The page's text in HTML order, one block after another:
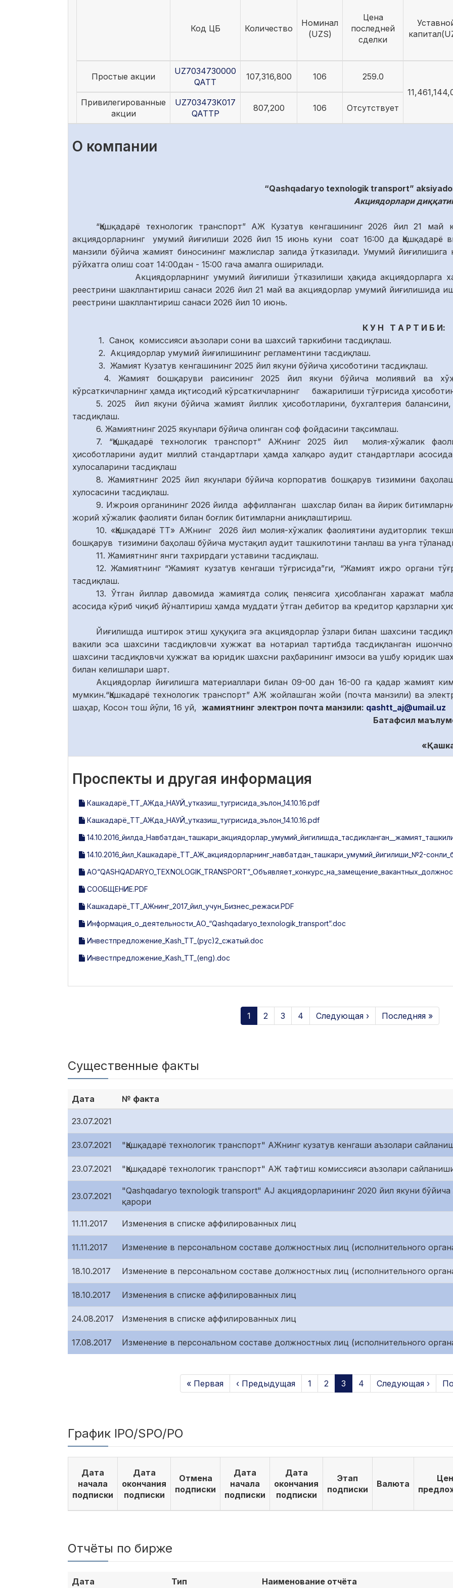
Код ЦБ Количество
Номинал
(UZS)
Цена
последней
сделки
Простые акции
UZ7034730000
QATT
107,316,800 106
259.0
Привилегированные
акции
UZ703473K017
QATTP
807,200 106 Отсутствует
О компании
“Qashqadaryo texnologik transport”
Акциядорлари
“Қашқадарё технологик транспорт” АЖ Кузатув кенгашининг 2026 йил 21 май
акциядорларнинг умумий йиғилиши 2026 йил 15 июнь куни соат 16:00 да Қашқадарё
манзили бўйича жамият биносининг мажлислар залида ўтказилади. Умумий йиғилишига
рўйхатга олиш соат 14:00дан - 15:00 гача амалга оширилади.
Акциядорларнинг умумий йиғилиши ўтказилиши ҳақида акциядорларга
реестрини шакллантириш санаси 2026 йил 21 май ва акциядорлар умумий йиғилишида
реестрини шакллантириш санаси 2026 йил 10 июнь.
К У Н Т А Р Т И Б И:
1. Саноқ комиссияси аъзолари сони ва шахсий таркибини тасдиқлаш.
2. Акциядорлар умумий йиғилишининг регламентини тасдиқлаш.
3. Жамият Кузатув кенгашининг 2025 йил якуни бўйича ҳисоботини тасдиқлаш.
4. Жамият бошқаруви раисининг 2025 йил якуни бўйича молиявий ва
кўрсаткичларнинг ҳамда иқтисодий кўрсаткичларнинг бажарилиши тўғрисида
5. 2025 йил якуни бўйича жамият йиллик ҳисоботларини, бухгалтерия
тасдиқлаш.
6. Жамиятнинг 2025 якунлари бўйича олинган соф фойдасини тақсимлаш.
7. “Қашқадарё технологик транспорт” АЖнинг 2025 йил молия-хўжалик
ҳисоботларини аудит миллий стандартлари ҳамда халқаро аудит стандартлари
хулосаларини тасдиқлаш
8. Жамиятнинг 2025 йил якунлари бўйича корпоратив бошқарув тизимини
хулосасини тасдиқлаш.
9. Ижроия органининг 2026 йилда аффилланган шахслар билан ва йирик
жорий хўжалик фаолияти билан боғлик битимларни аниқлаштириш.
10. «Қашқадарё ТТ» АЖнинг 2026 йил молия-хўжалик фаолиятини аудиторлик
бошқарув тизимини баҳолаш бўйича мустақил аудит ташкилотини танлаш ва унга
11. Жамиятнинг янги тахрирдаги уставини тасдиқлаш.
12. Жамиятнинг “Жамият кузатув кенгаши тўғрисида”ги, “Жамият ижро органи
тасдиқлаш.
13. Ўтган йиллар давомида жамиятда солиқ пенясига ҳисобланган харажат
асосида кўриб чиқиб йўналтириш ҳамда муддати ўтган дебитор ва кредитор қарзларни
Йиғилишда иштирок этиш ҳуқуқига эга акциядорлар ўзлари билан шахсини
вакили эса шахсини тасдиқловчи хужжат ва нотариал тартибда тасдиқланган
шахсини тасдиқловчи ҳужжат ва юридик шахсни раҳбарининг имзоси ва ушбу юридик
билан келишлари шарт.
Акциядорлар йиғилишга материаллари билан 09-00 дан 16-00 га қадар жамият
мумкин.“Қашкадарё технологик транспорт” АЖ жойлашган жойи (почта манзили) ва
шаҳар, Косон тош йўли, 16 уй, жамиятнинг электрон почта манзили: qashtt_aj@umail.uz
Батафсил
«Қ
Проспекты и другая информация
Кашкадарё_ТТ_АЖда_НАУЙ_утказиш_тугрисида_эълон_14.10.16.pdf
Кашкадарё_ТТ_АЖда_НАУЙ_утказиш_тугрисида_эълон_14.10.16.pdf
14.10.2016_йил_Кашкадарё_ТТ_АЖ_акциядорларнинг_навбатдан_ташкари_умумий_йигилиши_№2-
СООБЩЕНИЕ.PDF
Кашкадарё_ТТ_АЖнинг_2017_йил_учун_Бизнес_режаси.PDF
Информация_о_деятельности_АО_“Qashqadaryo_texnologik_transport”.doc
Инвестпредложение_Kash_TT_(рус)2_сжатый.doc
Инвестпредложение_Kash_TT_(eng).doc
1 2 3 4 Следующая › Последняя »
Существенные факты
Дата № факта
23.07.2021
23.07.2021 "Қашқадарё технологик транспорт" АЖнинг кузатув кенгаши аъзолари
23.07.2021 "Қашқадарё технологик транспорт" АЖ тафтиш комиссияси аъзолари
23.07.2021
"Qashqadaryo texnologik transport" AJ акциядорларининг 2020 йил якуни
қарори
11.11.2017 Изменения в списке аффилированных лиц
11.11.2017 Изменение в персональном составе должностных лиц (исполнительного
18.10.2017 Изменение в персональном составе должностных лиц (исполнительного
18.10.2017 Изменения в списке аффилированных лиц
24.08.2017 Изменения в списке аффилированных лиц
17.08.2017 Изменение в персональном составе должностных лиц (исполнительного
« Первая ‹ Предыдущая 1 2 3 4 Следующая ›
График IPO/SPO/PO
Дата
начала
подписки
Дата
окончания
подписки
Отмена
подписки
Дата
начала
подписки
Дата
окончания
подписки
Этап
подписки
Валюта
Отчёты по бирже
Дата Тип Наименование отчёта